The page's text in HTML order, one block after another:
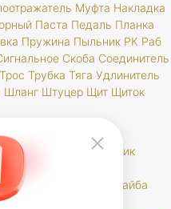
Муфта Накладка
Паста Педаль Планка
Пружина Пыльник РК Раб
Скоба Соединитель
Трос Трубка Тяга Удлинитель
Шланг Штуцер Щит Щиток
Золотник
Маслоотражатель
Стержень
Шайба